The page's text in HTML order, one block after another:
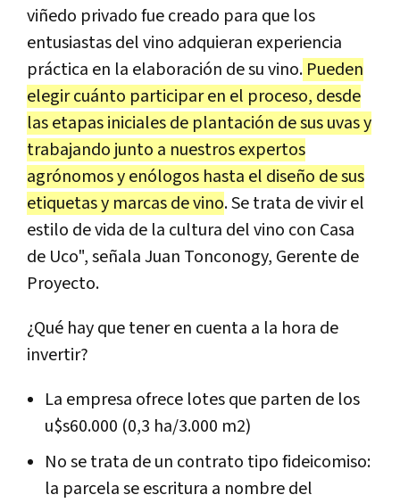
viñedo privado fue creado para que los
entusiastas del vino adquieran experiencia
práctica en la elaboración de su vino. Pueden
elegir cuánto participar en el proceso, desde
las etapas iniciales de plantación de sus uvas y
trabajando junto a nuestros expertos
agrónomos y enólogos hasta el diseño de sus
etiquetas y marcas de vino. Se trata de vivir el
estilo de vida de la cultura del vino con Casa
de Uco", señala Juan Tonconogy, Gerente de
Proyecto.
¿Qué hay que tener en cuenta a la hora de
invertir?
La empresa ofrece lotes que parten de los
u$s60.000 (0,3 ha/3.000 m2)
No se trata de un contrato tipo fideicomiso:
la parcela se escritura a nombre del